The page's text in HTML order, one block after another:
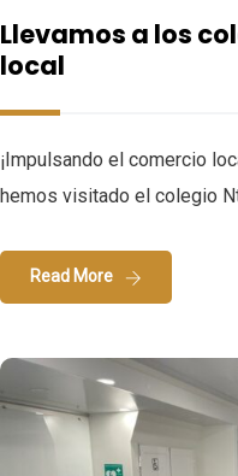
Llevamos a los
local
¡Impulsando el comercio
hemos visitado el colegio
Read More